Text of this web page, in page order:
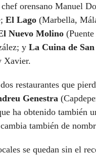
orensano Manuel
El Lago (Marbella,
Nuevo Molino
y La Cuina de
Xavier.
restaurantes que
Genestra
ha obtenido también
también de
se quedan sin el